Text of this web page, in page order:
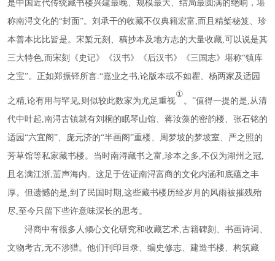
是中国近代传统藏书楼兴建最晚、规模最大、结局最圆满的绝响，堪
称南浔文化的“封面”。刘承干的收藏不仅典籍宏富,而且精椠秘笈、珍
本善本比比皆是。宋椠元刻、稿抄本及地方志的大量收藏,可以说是其
三大特色,而宋刻《史记》《汉书》《后汉书》《三国志》堪称“镇库
之宝”。正如郑振铎所言:“嘉业之书,论版本或不如瞿、杨两家及适园
之精,论有用与罕见,则似较此数家为尤足重视
①
。 ”值得一提的是,从清
代中叶起,南浔古镇就有刘桐的眠琴山馆、蒋汝藻的密韵楼、张石铭的
适园“六宜阁”、庞元济的“半画阁”重楼、周梦坡的梦坡室、严之照的
芳草馆等私家藏书楼。当时南浔藏书之富,珍本之多,不仅为湖州之冠,
且名满江浙,蜚声海内。这足于佐证南浔富商的文化内涵和底蕴之丰
厚。但遗憾的是,到了民国时期,这些藏书楼历经岁月的风雨被摧残殆
尽,至今只留下些许意味深长的思考。
浔商中有很多人倾心文化研究和收藏艺术,古籍碑刻、书画诗词、
文物考古,无不涉猎。他们刊印目录、编史修志、建造书楼、构筑藏